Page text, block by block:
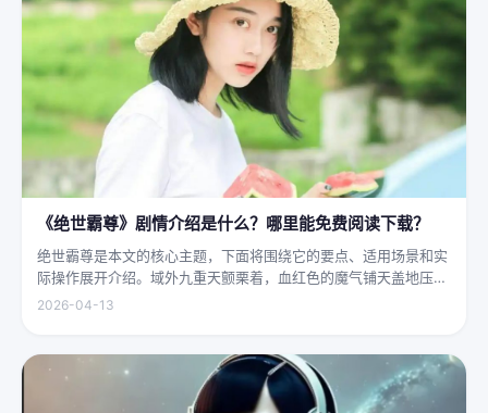
《绝世霸尊》剧情介绍是什么？哪里能免费阅读下载？
绝世霸尊是本文的核心主题，下面将围绕它的要点、适用场景和实
际操作展开介绍。域外九重天颤栗着，血红色的魔气铺天盖地压向
人间界最后一道防线——诛仙阵。阵中百万仙神联军已是强弩之
2026-04-13